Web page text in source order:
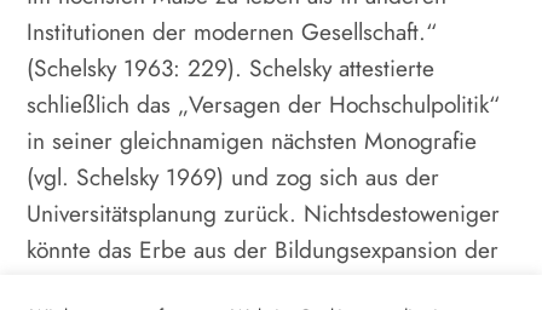
Institutionen der modernen Gesellschaft.“
(Schelsky 1963: 229). Schelsky attestierte
schließlich das „Versagen der Hochschulpolitik“
in seiner gleichnamigen nächsten Monografie
(vgl. Schelsky 1969) und zog sich aus der
Universitätsplanung zurück. Nichtsdestoweniger
könnte das Erbe aus der Bildungsexpansion der